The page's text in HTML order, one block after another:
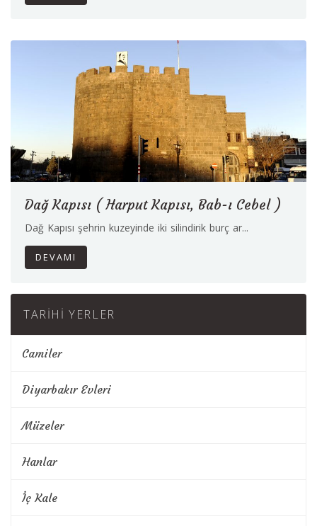
TARIHI YERLER
Camiler
Diyarbakır Evleri
Müzeler
Hanlar
İç Kale
Dağ Kapısı ( Harput Kapısı, Bab-ı Cebel )
Dağ Kapısı şehrin kuzeyinde iki silindirik burç ar...
DEVAMI